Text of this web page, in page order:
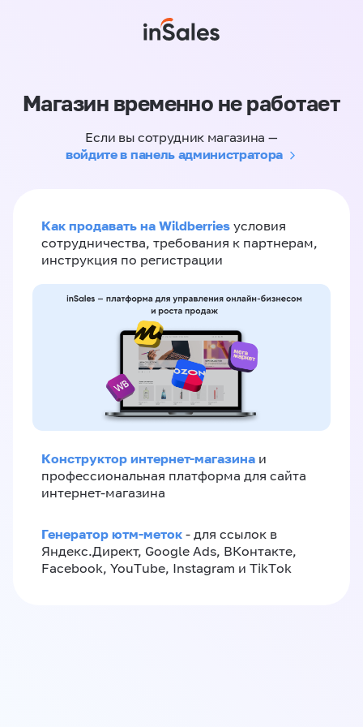
Магазин временно не работает
Если вы сотрудник магазина —
войдите в панель администратора
Как продавать на Wildberries условия
сотрудничества, требования к партнерам,
инструкция по регистрации
Конструктор интернет-магазина и
профессиональная платформа для сайта
интернет-магазина
Генератор ютм-меток - для ссылок в
Яндекс.Директ, Google Ads, ВКонтакте,
Facebook, YouTube, Instagram и TikTok